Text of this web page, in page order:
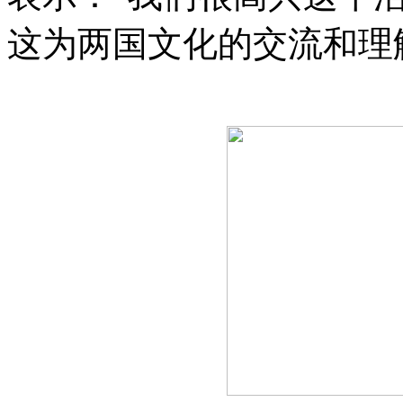
这为两国文化的交流和